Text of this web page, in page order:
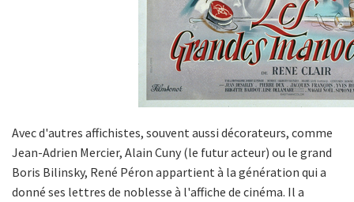
Avec d'autres affichistes, souvent aussi décorateurs, comme
Jean-Adrien Mercier, Alain Cuny (le futur acteur) ou le grand
Boris Bilinsky, René Péron appartient à la génération qui a
donné ses lettres de noblesse à l'affiche de cinéma. Il a